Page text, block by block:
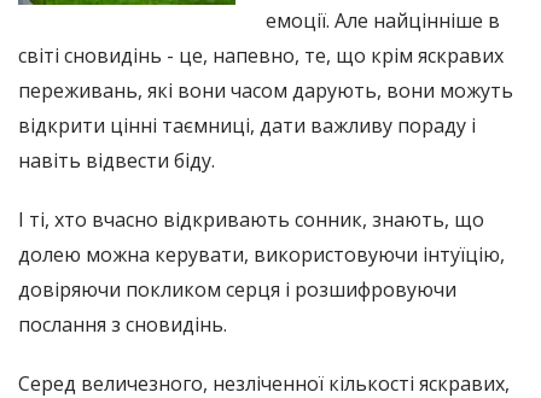
емоції. Але найцінніше в
світі сновидінь - це, напевно, те, що крім яскравих
переживань, які вони часом дарують, вони можуть
відкрити цінні таємниці, дати важливу пораду і
навіть відвести біду.
І ті, хто вчасно відкривають сонник, знають, що
долею можна керувати, використовуючи інтуїцію,
довіряючи покликом серця і розшифровуючи
послання з сновидінь.
Серед величезного, незліченної кількості яскравих,